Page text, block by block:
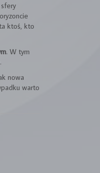
ktoś, kto
. W tym
nowa
warto